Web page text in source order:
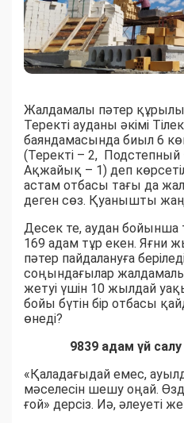
Жалдамалы пәтер
Теректі ауданы әкімі
баяндамасында биыл 6
(Теректі – 2,
Ақжайық – 1) деп
астам отбасы тағы да
деген сөз. Қуанышты
Десек те, аудан бойынша
169 адам тұр екен. Яғни
пәтер пайдалануға
соңындағылар
жетуі үшін 10 жылдай
бойы бүтін бір отбасы
өнеді?
9839 адам үй
«Қаладағыдай емес,
мәселесін шешу оңай.
ғой» дерсіз. Иә, әлеуеті